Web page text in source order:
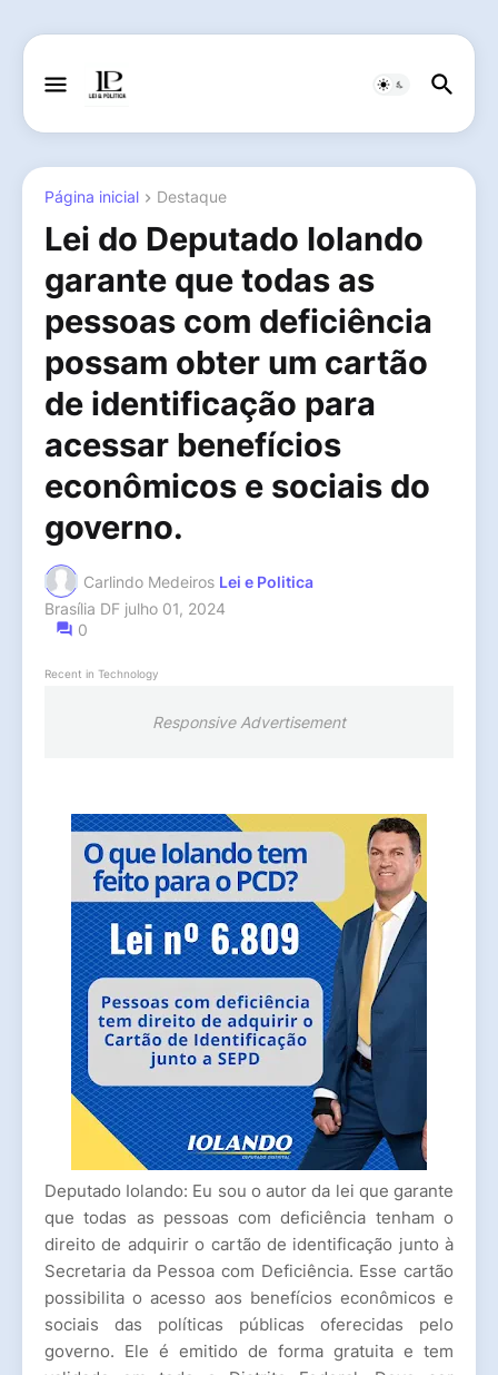
Página inicial Destaque
Lei do Deputado Iolando
garante que todas as
pessoas com deficiência
possam obter um cartão
de identificação para
acessar benefícios
econômicos e sociais do
governo.
Carlindo Medeiros Lei e Politica
Brasília DF julho 01, 2024
0
Recent in Technology
Responsive Advertisement
Deputado Iolando: Eu sou o autor da lei que garante
que todas as pessoas com deficiência tenham o
direito de adquirir o cartão de identificação junto à
Secretaria da Pessoa com Deficiência. Esse cartão
possibilita o acesso aos benefícios econômicos e
sociais das políticas públicas oferecidas pelo
governo. Ele é emitido de forma gratuita e tem